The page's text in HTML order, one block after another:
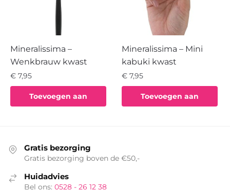
Mineralissima –
Wenkbrauw kwast
€ 7,95
Toevoegen aan
Mineralissima – Mini
kabuki kwast
€ 7,95
Toevoegen aan
Gratis bezorging
Gratis bezorging boven de €50,-
Huidadvies
Bel ons: 0528 - 26 12 38